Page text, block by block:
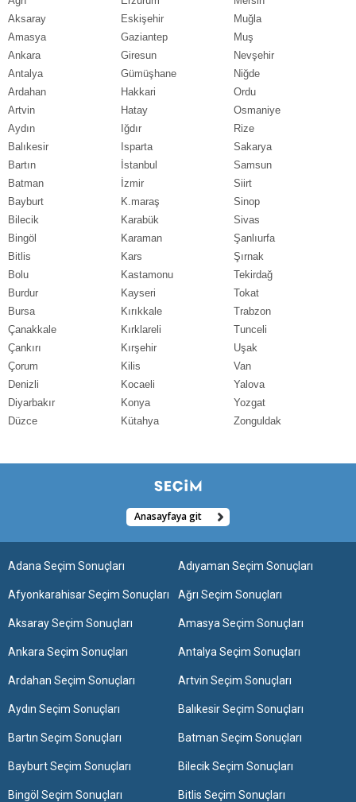
Aksaray
Amasya
Ankara
Antalya
Ardahan
Artvin
Aydın
Balıkesir
Bartın
Batman
Bayburt
Bilecik
Bingöl
Bitlis
Bolu
Burdur
Bursa
Çanakkale
Çankırı
Çorum
Denizli
Diyarbakır
Düzce
Eskişehir
Gaziantep
Giresun
Gümüşhane
Hakkari
Hatay
Iğdır
Isparta
İstanbul
İzmir
K.maraş
Karabük
Karaman
Kars
Kastamonu
Kayseri
Kırıkkale
Kırklareli
Kırşehir
Kilis
Kocaeli
Konya
Kütahya
Muğla
Muş
Nevşehir
Niğde
Ordu
Osmaniye
Rize
Sakarya
Samsun
Siirt
Sinop
Sivas
Şanlıurfa
Şırnak
Tekirdağ
Tokat
Trabzon
Tunceli
Uşak
Van
Yalova
Yozgat
Zonguldak
Anasayfaya git
Adana Seçim Sonuçları Adıyaman Seçim Sonuçları
Afyonkarahisar Seçim Sonuçları Ağrı Seçim Sonuçları
Aksaray Seçim Sonuçları Amasya Seçim Sonuçları
Ankara Seçim Sonuçları Antalya Seçim Sonuçları
Ardahan Seçim Sonuçları Artvin Seçim Sonuçları
Aydın Seçim Sonuçları Balıkesir Seçim Sonuçları
Bartın Seçim Sonuçları Batman Seçim Sonuçları
Bayburt Seçim Sonuçları Bilecik Seçim Sonuçları
Bingöl Seçim Sonuçları Bitlis Seçim Sonuçları